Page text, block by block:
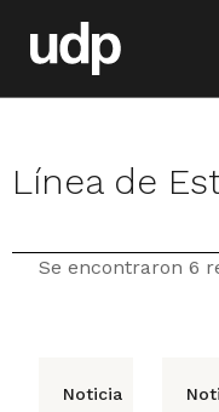
Línea de
Se encontraron 6
Noticia